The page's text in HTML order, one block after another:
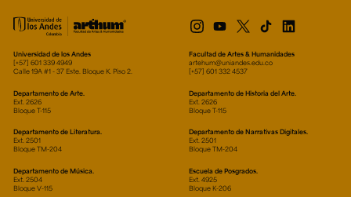
Universidad de los Andes
[+57] 601 339 4949
Calle 19A #1 - 37 Este. Bloque K. Piso 2.
Facultad de Artes & Humanidades
artehum@uniandes.edu.co
[+57] 601 332 4537
Departamento de Arte.
Ext. 2626
Bloque T-115
Departamento de Historia del Arte.
Ext. 2626
Bloque T-115
Departamento de Literatura.
Ext. 2501
Bloque TM-204
Departamento de Narrativas Digitales.
Ext. 2501
Bloque TM-204
Departamento de Música.
Ext. 2504
Bloque V-115
Escuela de Posgrados.
Ext. 4925
Bloque K-206